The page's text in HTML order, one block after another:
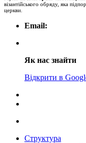
візантійського обряду, яка
церкви.
Email:
Як нас знайти
Відкрити в
Структура